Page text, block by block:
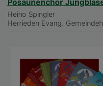
Posaunenchor
Heino Spingler
Herrieden Evang.